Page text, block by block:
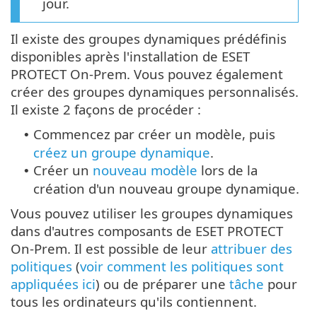
Il existe des groupes dynamiques prédéfinis
disponibles après l'installation de ESET
PROTECT On-Prem. Vous pouvez également
créer des groupes dynamiques personnalisés.
Il existe 2 façons de procéder :
• Commencez par créer un modèle, puis
créez un groupe dynamique.
• Créer un nouveau modèle lors de la
création d'un nouveau groupe dynamique.
Vous pouvez utiliser les groupes dynamiques
dans d'autres composants de ESET PROTECT
On-Prem. Il est possible de leur attribuer des
politiques (voir comment les politiques sont
appliquées ici) ou de préparer une tâche pour
tous les ordinateurs qu'ils contiennent.